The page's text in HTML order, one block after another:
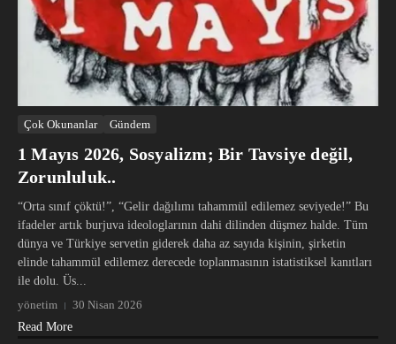
Çok Okunanlar Gündem
1 Mayıs 2026, Sosyalizm; Bir Tavsiye değil,
Zorunluluk..
“Orta sınıf çöktü!”, “Gelir dağılımı tahammül edilemez seviyede!” Bu
ifadeler artık burjuva ideologlarının dahi dilinden düşmez halde. Tüm
dünya ve Türkiye servetin giderek daha az sayıda kişinin, şirketin
elinde tahammül edilemez derecede toplanmasının istatistiksel kanıtları
ile dolu. Üs...
yönetim
30 Nisan 2026
Read More